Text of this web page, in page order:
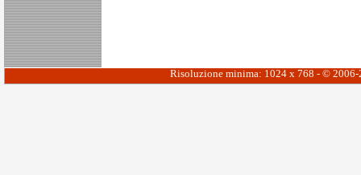
Risoluzione minima: 1024 x 768 - ©